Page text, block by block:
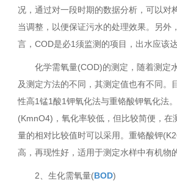
况，通过对一段时期的数据分析，可以对
当调整，以便保证污水的处理效果。另外
言，COD是必1须监测的项目，出水应该
化学需氧量(COD)的测定，随着测定
及测定方法的不同，其测定值也有不同。
性高1锰1酸1钾氧化法与重铬酸钾氧化法
(KmnO4)，氧化率较低，但比较简便，在
量的相对比较值时可以采用。重铬酸钾
高，再现性好，适用于测定水样中有机物
2、生化需氧量(BOD)